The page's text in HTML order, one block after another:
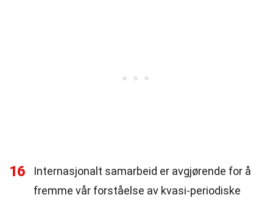
16
Internasjonalt samarbeid er avgjørende for å
fremme vår forståelse av kvasi-periodiske